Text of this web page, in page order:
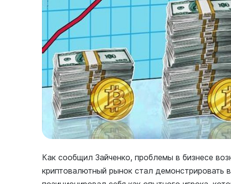
Как сообщил Зайченко, проблемы в бизнесе
криптовалютный рынок стал демонстрировать